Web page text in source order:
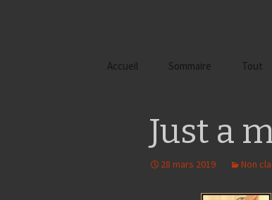
Accueil Sommaire Tout
Just a
28 mars 2019 Non